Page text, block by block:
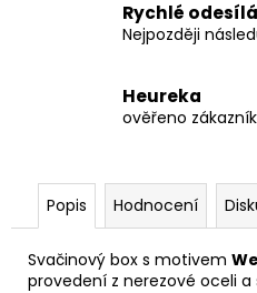
Rychlé
Nejpozději
Heureka
ověřeno
Popis Hodnocení
Svačinový box s motivem
provedení z nerezové oceli